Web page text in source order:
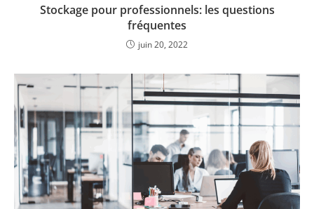
Stockage pour professionnels: les questions
fréquentes
juin 20, 2022